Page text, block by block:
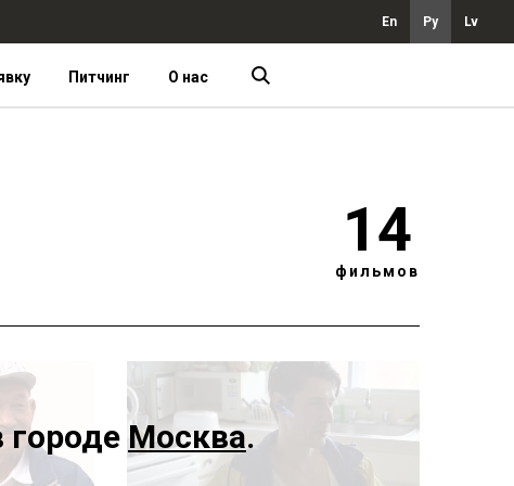
En Ру Lv
Питчинг О нас
14
фильмов
Москва.